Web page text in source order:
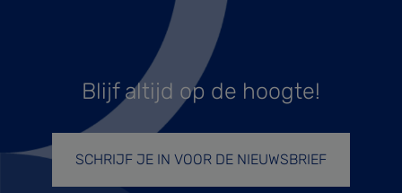
Blijf altijd op de hoogte!
SCHRIJF JE IN VOOR DE NIEUWSBRIEF